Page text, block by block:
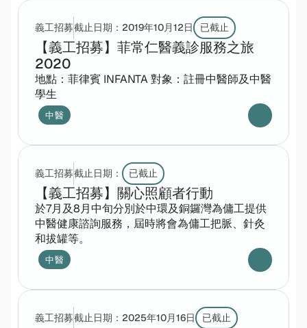
義工招募截止日期： 2019年10月12日 已截止
【義工招募】菲常仁醫義診服務之旅
2020
地點：菲律賓 INFANTA 對象：註冊中醫師及中醫
學生
中醫
義工招募截止日期： 已截止
【義工招募】關心照顧者行動
於7月及8月中旬分別於中環及銅鑼灣為傭工提供
中醫健康諮詢服務，屆時將會為傭工把脈、針灸
和拔罐等。
中醫
義工招募截止日期： 2025年10月16日 已截止